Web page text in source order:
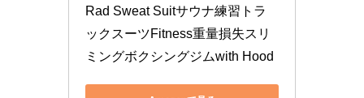
Rad Sweat Suitサウナ練習トラ
ックスーツFitness重量損失スリ
ミングボクシングジムwith Hood